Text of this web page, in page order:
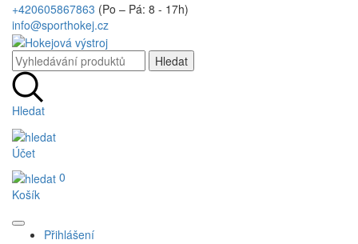
+420605867863 (Po – Pá: 8 - 17h)
info@sporthokej.cz
Hledat
Účet
0
Košík
Přihlášení